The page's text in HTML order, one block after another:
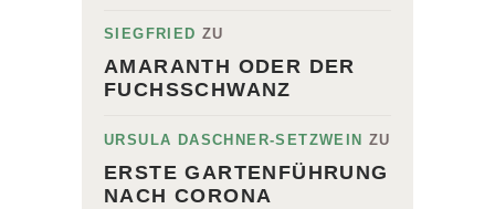
SIEGFRIED ZU
AMARANTH ODER DER
FUCHSSCHWANZ
URSULA DASCHNER-SETZWEIN ZU
ERSTE GARTENFÜHRUNG
NACH CORONA